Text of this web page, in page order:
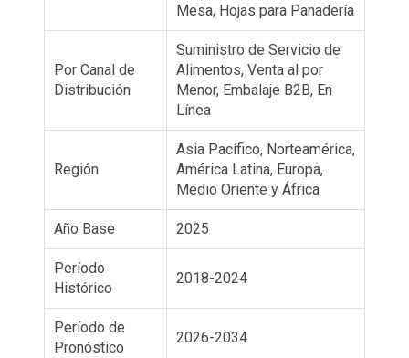
Mesa, Hojas para Panadería
Por Canal de
Distribución
Suministro de Servicio de
Alimentos, Venta al por
Menor, Embalaje B2B, En
Línea
Región
Asia Pacífico, Norteamérica,
América Latina, Europa,
Medio Oriente y África
Año Base 2025
Período
Histórico
2018-2024
Período de
Pronóstico
2026-2034